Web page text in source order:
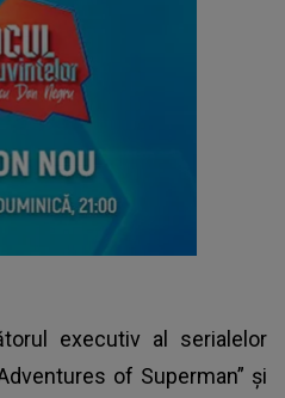
executiv al serialelor
of Superman” şi